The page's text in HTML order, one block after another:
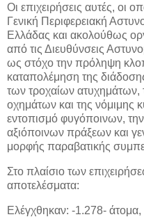
Οι επιχειρήσεις αυτές, οι
Γενική Περιφερειακή
Ελλάδας και ακολούθως
από τις Διευθύνσεις
ως στόχο την πρόληψη
καταπολέμηση της
των τροχαίων ατυχημάτων,
οχημάτων και της νόμιμης
εντοπισμό φυγόποινων,
αξιόποινων πράξεων και
μορφής παραβατικής
Στο πλαίσιο των
αποτελέσματα:
Ελέγχθηκαν: -1.278-